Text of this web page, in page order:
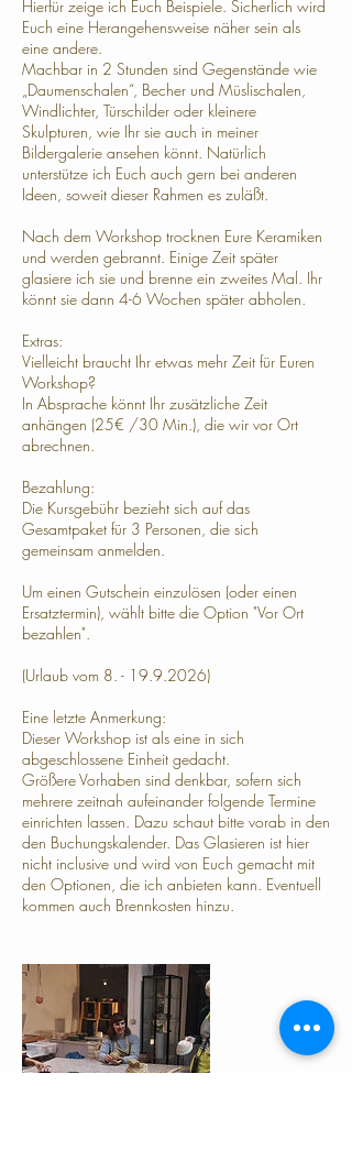
Hierfür zeige ich Euch Beispiele. Sicherlich wird
Euch eine Herangehensweise näher sein als
eine andere.
Machbar in 2 Stunden sind Gegenstände wie
„Daumenschalen“, Becher und Müslischalen,
Windlichter, Türschilder oder kleinere
Skulpturen, wie Ihr sie auch in meiner
Bildergalerie ansehen könnt. Natürlich
unterstütze ich Euch auch gern bei anderen
Ideen, soweit dieser Rahmen es zuläßt.
Nach dem Workshop trocknen Eure Keramiken
und werden gebrannt. Einige Zeit später
glasiere ich sie und brenne ein zweites Mal. Ihr
könnt sie dann 4-6 Wochen später abholen.
Extras:
Vielleicht braucht Ihr etwas mehr Zeit für Euren
Workshop?
In Absprache könnt Ihr zusätzliche Zeit
anhängen (25€ /30 Min.), die wir vor Ort
abrechnen.
Bezahlung:
Die Kursgebühr bezieht sich auf das
Gesamtpaket für 3 Personen, die sich
gemeinsam anmelden.
Um einen Gutschein einzulösen (oder einen
Ersatztermin), wählt bitte die Option "Vor Ort
bezahlen".
(Urlaub vom 8. - 19.9.2026)
Eine letzte Anmerkung:
Dieser Workshop ist als eine in sich
abgeschlossene Einheit gedacht.
Größere Vorhaben sind denkbar, sofern sich
mehrere zeitnah aufeinander folgende Termine
einrichten lassen. Dazu schaut bitte vorab in den
den Buchungskalender. Das Glasieren ist hier
nicht inclusive und wird von Euch gemacht mit
den Optionen, die ich anbieten kann. Eventuell